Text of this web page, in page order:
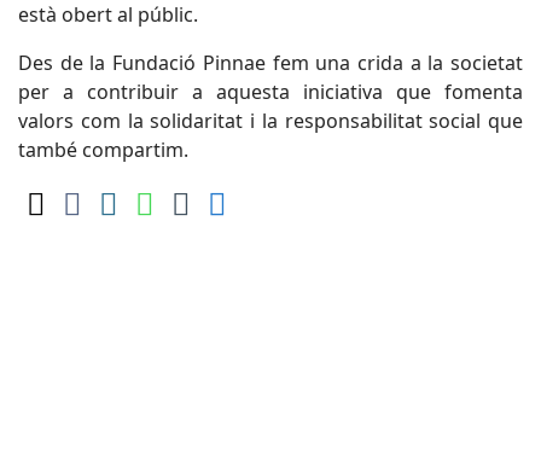
està obert al públic.
Des de la Fundació Pinnae fem una crida a la societat
per a contribuir a aquesta iniciativa que fomenta
valors com la solidaritat i la responsabilitat social que
també compartim.